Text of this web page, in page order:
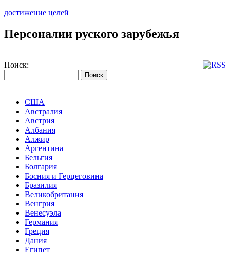
достижение целей
Персоналии руского зарубежья
Поиск:
США
Австралия
Австрия
Албания
Алжир
Аргентина
Бельгия
Болгария
Босния и Герцеговина
Бразилия
Великобритания
Венгрия
Венесуэла
Германия
Греция
Дания
Египет